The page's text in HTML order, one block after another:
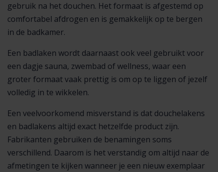
gebruik na het douchen. Het formaat is afgestemd op
comfortabel afdrogen en is gemakkelijk op te bergen
in de badkamer.
Een badlaken wordt daarnaast ook veel gebruikt voor
een dagje sauna, zwembad of wellness, waar een
groter formaat vaak prettig is om op te liggen of jezelf
volledig in te wikkelen.
Een veelvoorkomend misverstand is dat douchelakens
en badlakens altijd exact hetzelfde product zijn.
Fabrikanten gebruiken de benamingen soms
verschillend. Daarom is het verstandig om altijd naar de
afmetingen te kijken wanneer je een nieuw exemplaar